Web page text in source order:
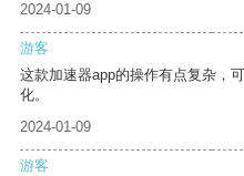
2024-01-09
游客
这款加速器app的操作有点复杂，
化。
2024-01-09
游客